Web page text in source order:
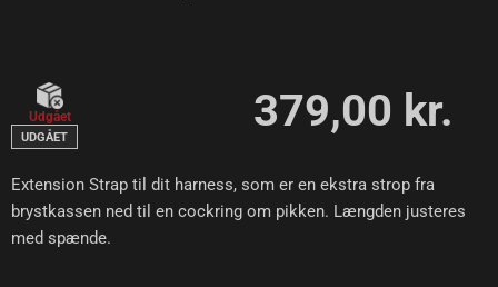
Udgået
UDGÅET
379,00 kr.
Extension Strap til dit harness, som er en ekstra strop fra
brystkassen ned til en cockring om pikken. Længden justeres
med spænde.